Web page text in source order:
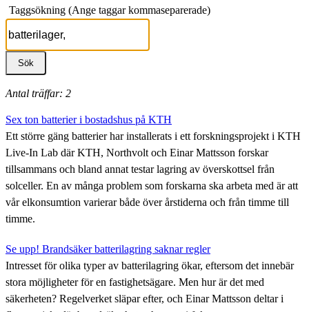
Taggsökning (Ange taggar kommaseparerade)
Antal träffar: 2
Sex ton batterier i bostadshus på KTH
Ett större gäng batterier har installerats i ett forskningsprojekt i KTH
Live-In Lab där KTH, Northvolt och Einar Mattsson forskar
tillsammans och bland annat testar lagring av överskottsel från
solceller. En av många problem som forskarna ska arbeta med är att
vår elkonsumtion varierar både över årstiderna och från timme till
timme.
Se upp! Brandsäker batterilagring saknar regler
Intresset för olika typer av batterilagring ökar, eftersom det innebär
stora möjligheter för en fastighetsägare. Men hur är det med
säkerheten? Regelverket släpar efter, och Einar Mattsson deltar i